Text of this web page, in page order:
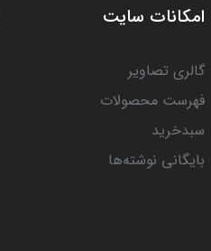
امکانات سایت
گالری تصاویر
فهرست محصولات
سبدخرید
بایگانی نوشته‌ها